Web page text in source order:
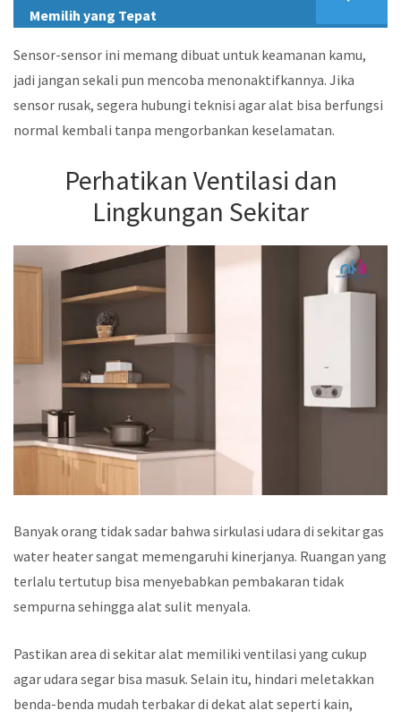
Memilih yang Tepat
Sensor-sensor ini memang dibuat untuk keamanan kamu,
jadi jangan sekali pun mencoba menonaktifkannya. Jika
sensor rusak, segera hubungi teknisi agar alat bisa berfungsi
normal kembali tanpa mengorbankan keselamatan.
Perhatikan Ventilasi dan
Lingkungan Sekitar
Banyak orang tidak sadar bahwa sirkulasi udara di sekitar gas
water heater sangat memengaruhi kinerjanya. Ruangan yang
terlalu tertutup bisa menyebabkan pembakaran tidak
sempurna sehingga alat sulit menyala.
Pastikan area di sekitar alat memiliki ventilasi yang cukup
agar udara segar bisa masuk. Selain itu, hindari meletakkan
benda-benda mudah terbakar di dekat alat seperti kain,